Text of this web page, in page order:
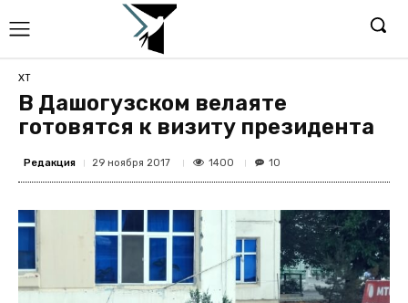
ХТ
В Дашогузском велаяте
готовятся к визиту президента
Редакция 29 ноября 2017 1400 10